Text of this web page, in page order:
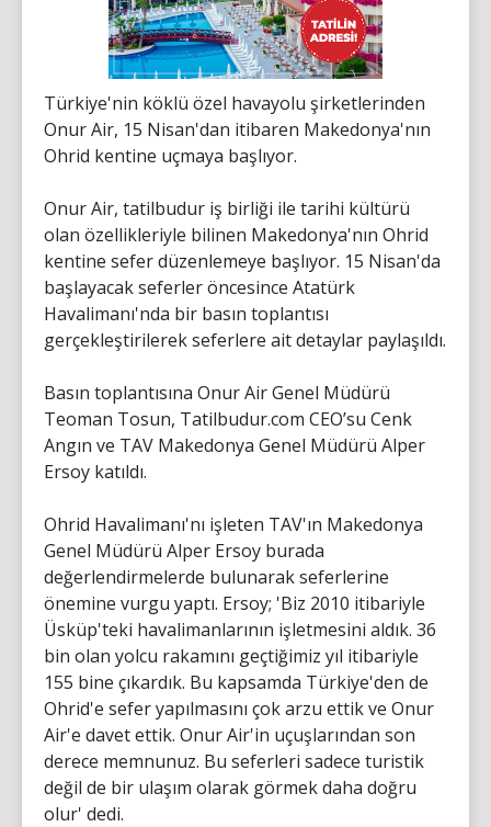
Türkiye'nin köklü özel havayolu şirketlerinden
Onur Air, 15 Nisan'dan itibaren Makedonya'nın
Ohrid kentine uçmaya başlıyor.
Onur Air, tatilbudur iş birliği ile tarihi kültürü
olan özellikleriyle bilinen Makedonya'nın Ohrid
kentine sefer düzenlemeye başlıyor. 15 Nisan'da
başlayacak seferler öncesince Atatürk
Havalimanı'nda bir basın toplantısı
gerçekleştirilerek seferlere ait detaylar paylaşıldı.
Basın toplantısına Onur Air Genel Müdürü
Teoman Tosun, Tatilbudur.com CEO’su Cenk
Angın ve TAV Makedonya Genel Müdürü Alper
Ersoy katıldı.
Ohrid Havalimanı'nı işleten TAV'ın Makedonya
Genel Müdürü Alper Ersoy burada
değerlendirmelerde bulunarak seferlerine
önemine vurgu yaptı. Ersoy; 'Biz 2010 itibariyle
Üsküp'teki havalimanlarının işletmesini aldık. 36
bin olan yolcu rakamını geçtiğimiz yıl itibariyle
155 bine çıkardık. Bu kapsamda Türkiye'den de
Ohrid'e sefer yapılmasını çok arzu ettik ve Onur
Air'e davet ettik. Onur Air'in uçuşlarından son
derece memnunuz. Bu seferleri sadece turistik
değil de bir ulaşım olarak görmek daha doğru
olur' dedi.